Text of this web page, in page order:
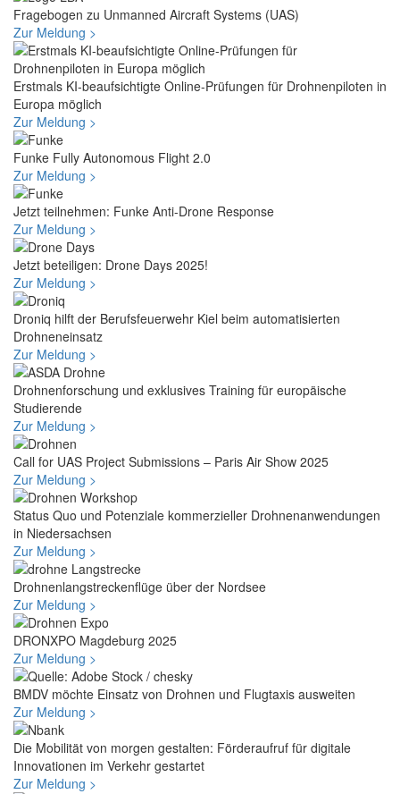
Fragebogen zu Unmanned Aircraft Systems (UAS)
Zur Meldung >
Erstmals KI-beaufsichtigte Online-Prüfungen für Drohnenpiloten in
Europa möglich
Zur Meldung >
Funke Fully Autonomous Flight 2.0
Zur Meldung >
Jetzt teilnehmen: Funke Anti-Drone Response
Zur Meldung >
Jetzt beteiligen: Drone Days 2025!
Zur Meldung >
Droniq hilft der Berufsfeuerwehr Kiel beim automatisierten
Drohneneinsatz
Zur Meldung >
Drohnenforschung und exklusives Training für europäische
Studierende
Zur Meldung >
Call for UAS Project Submissions – Paris Air Show 2025
Zur Meldung >
Status Quo und Potenziale kommerzieller Drohnenanwendungen
in Niedersachsen
Zur Meldung >
Drohnenlangstreckenflüge über der Nordsee
Zur Meldung >
DRONXPO Magdeburg 2025
Zur Meldung >
BMDV möchte Einsatz von Drohnen und Flugtaxis ausweiten
Zur Meldung >
Die Mobilität von morgen gestalten: Förderaufruf für digitale
Innovationen im Verkehr gestartet
Zur Meldung >